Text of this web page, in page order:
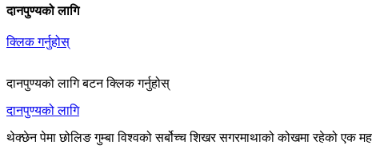
दानपुण्यको लागि
क्लिक गर्नुहोस्
दानपुण्यको लागि बटन क्लिक गर्नुहोस्
दानपुण्यको लागि
थेक्छेन पेमा छोलिङ गुम्बा विश्वको सर्बोच्च शिखर सगरमाथाको कोखमा रहेको एक